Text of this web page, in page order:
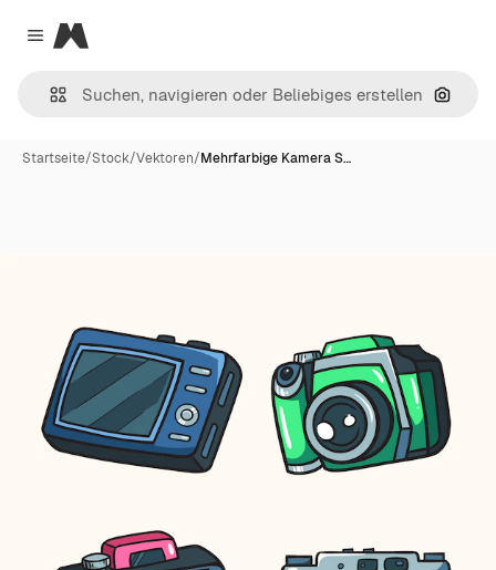
Close menu
Magnific
Nach
Startseite/Stock/Vektoren/Mehrfarbige Kamera S…